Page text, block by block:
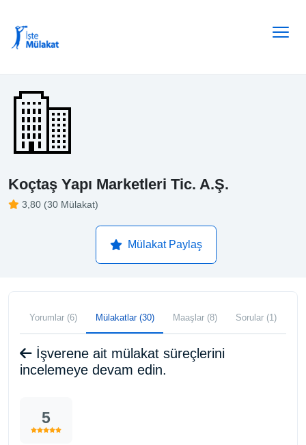
Koçtaş Yapı Marketleri Tic. A.Ş.
3,80 (30 Mülakat)
Mülakat Paylaş
Yorumlar (6) Mülakatlar (30) Maaşlar (8) Sorular (1)
İşverene ait mülakat süreçlerini
incelemeye devam edin.
5